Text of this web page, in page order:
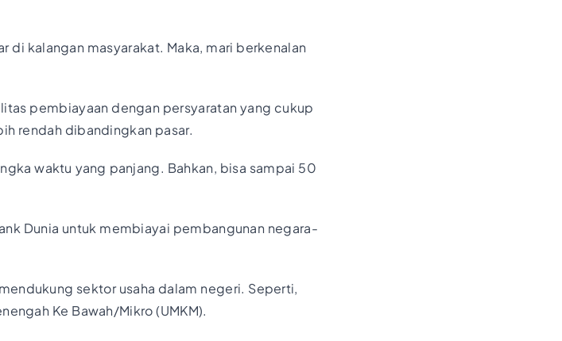
di kalangan masyarakat. Maka, mari berkenalan
pembiayaan dengan persyaratan yang cukup
rendah dibandingkan pasar.
waktu yang panjang. Bahkan, bisa sampai 50
Dunia untuk membiayai pembangunan negara-
sektor usaha dalam negeri. Seperti,
Ke Bawah/Mikro (UMKM).